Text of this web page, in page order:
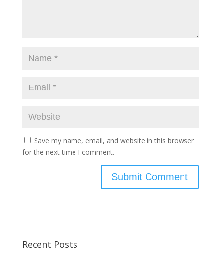
Save my name, email, and website in this browser
for the next time I comment.
Recent Posts